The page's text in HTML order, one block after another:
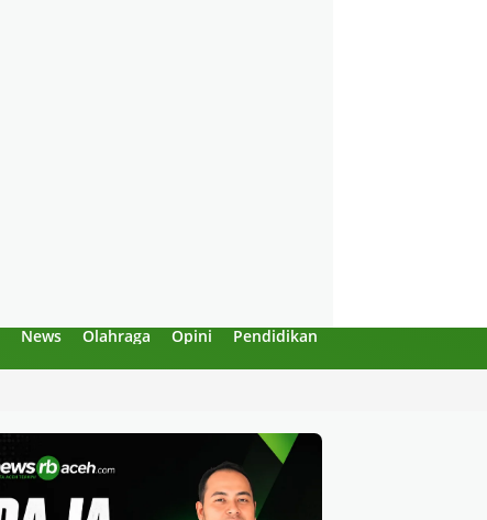
News Olahraga Opini Pendidikan